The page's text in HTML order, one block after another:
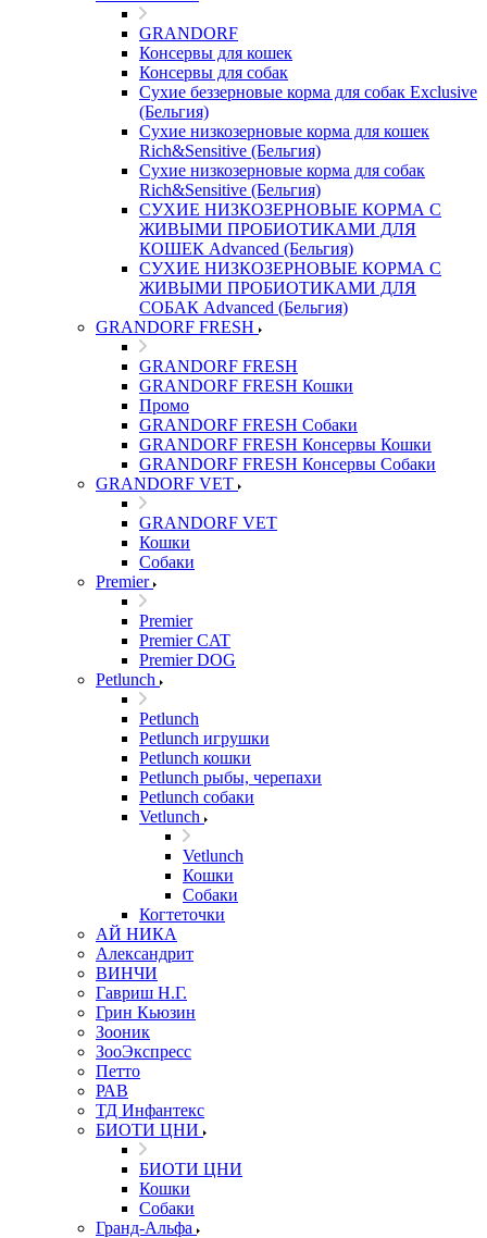
GRANDORF
Консервы для кошек
Консервы для собак
Сухие беззерновые корма для собак Exclusive
(Бельгия)
Сухие низкозерновые корма для кошек
Rich&Sensitive (Бельгия)
Сухие низкозерновые корма для собак
Rich&Sensitive (Бельгия)
СУХИЕ НИЗКОЗЕРНОВЫЕ КОРМА С
ЖИВЫМИ ПРОБИОТИКАМИ ДЛЯ
КОШЕК Advanced (Бельгия)
СУХИЕ НИЗКОЗЕРНОВЫЕ КОРМА С
ЖИВЫМИ ПРОБИОТИКАМИ ДЛЯ
СОБАК Advanced (Бельгия)
GRANDORF FRESH
GRANDORF FRESH
GRANDORF FRESH Кошки
Промо
GRANDORF FRESH Собаки
GRANDORF FRESH Консервы Кошки
GRANDORF FRESH Консервы Собаки
GRANDORF VET
GRANDORF VET
Кошки
Собаки
Premier
Premier
Premier CAT
Premier DOG
Petlunch
Petlunch
Petlunch игрушки
Petlunch кошки
Petlunch рыбы, черепахи
Petlunch собаки
Vetlunch
Vetlunch
Кошки
Собаки
Когтеточки
АЙ НИКА
Александрит
ВИНЧИ
Гавриш Н.Г.
Грин Кьюзин
Зооник
ЗооЭкспресс
Петто
РАВ
ТД Инфантекс
БИОТИ ЦНИ
БИОТИ ЦНИ
Кошки
Собаки
Гранд-Альфа